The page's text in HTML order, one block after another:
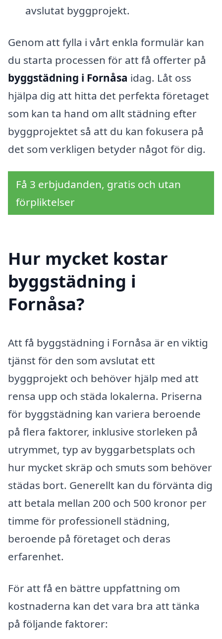
avslutat byggprojekt.
Genom att fylla i vårt enkla formulär kan
du starta processen för att få offerter på
byggstädning i Fornåsa idag. Låt oss
hjälpa dig att hitta det perfekta företaget
som kan ta hand om allt städning efter
byggprojektet så att du kan fokusera på
det som verkligen betyder något för dig.
Få 3 erbjudanden, gratis och utan
förpliktelser
Hur mycket kostar
byggstädning i
Fornåsa?
Att få byggstädning i Fornåsa är en viktig
tjänst för den som avslutat ett
byggprojekt och behöver hjälp med att
rensa upp och städa lokalerna. Priserna
för byggstädning kan variera beroende
på flera faktorer, inklusive storleken på
utrymmet, typ av byggarbetsplats och
hur mycket skräp och smuts som behöver
städas bort. Generellt kan du förvänta dig
att betala mellan 200 och 500 kronor per
timme för professionell städning,
beroende på företaget och deras
erfarenhet.
För att få en bättre uppfattning om
kostnaderna kan det vara bra att tänka
på följande faktorer: